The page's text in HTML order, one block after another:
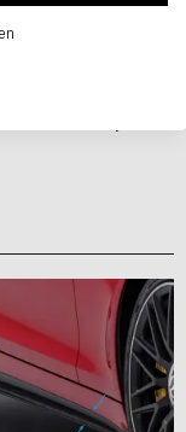
Seitenschweller